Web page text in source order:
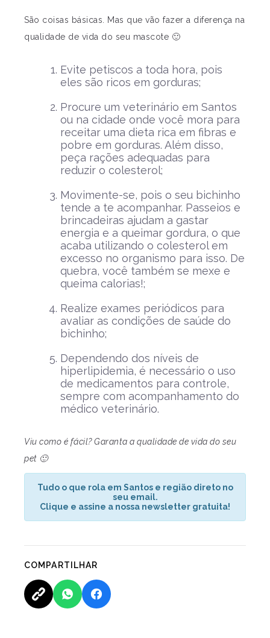
São coisas básicas. Mas que vão fazer a diferença na
qualidade de vida do seu mascote 🙂
Evite petiscos a toda hora, pois
eles são ricos em gorduras;
Procure um veterinário em Santos
ou na cidade onde você mora para
receitar uma dieta rica em fibras e
pobre em gorduras. Além disso,
peça rações adequadas para
reduzir o colesterol;
Movimente-se, pois o seu bichinho
tende a te acompanhar. Passeios e
brincadeiras ajudam a gastar
energia e a queimar gordura, o que
acaba utilizando o colesterol em
excesso no organismo para isso. De
quebra, você também se mexe e
queima calorias!;
Realize exames periódicos para
avaliar as condições de saúde do
bichinho;
Dependendo dos níveis de
hiperlipidemia, é necessário o uso
de medicamentos para controle,
sempre com acompanhamento do
médico veterinário.
Viu como é fácil? Garanta a qualidade de vida do seu
pet 🙂
Tudo o que rola em Santos e região direto no
seu email.
Clique e assine a nossa newsletter gratuita!
COMPARTILHAR